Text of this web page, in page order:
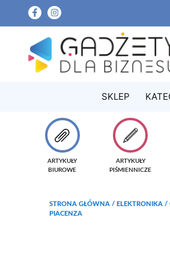
SKLEP
ARTYKUŁY
BIUROWE
ARTYKUŁY
PIŚMIENNICZE
STRONA GŁÓWNA / ELEKTRONIKA /
PIACENZA